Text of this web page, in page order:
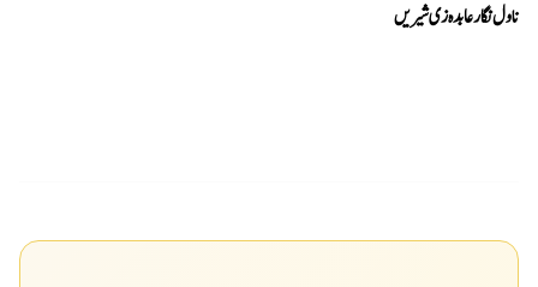
ناول نگار عابدہ زی شیریں